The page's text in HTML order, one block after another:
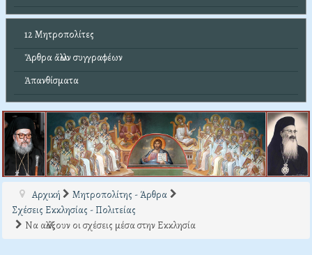
12 Μητροπολίτες
Ἄρθρα ἄλλων συγγραφέων
Ἀπανθίσματα
Αρχική
Μητροπολίτης - Άρθρα
Σχέσεις Εκκλησίας - Πολιτείας
Να αλλάξουν οι σχέσεις μέσα στην Εκκλησία